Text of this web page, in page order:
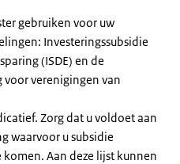
gebruiken voor uw
Investeringssubsidie
(ISDE) en de
voor verenigingen van
Zorg dat u voldoet aan
waarvoor u subsidie
Aan deze lijst kunnen